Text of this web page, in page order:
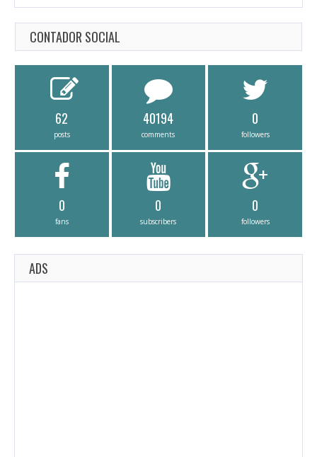
CONTADOR SOCIAL
62
posts
40194
comments
0
followers
0
fans
0
subscribers
0
followers
ADS